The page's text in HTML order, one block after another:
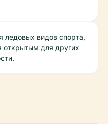
ледовых видов спорта,
открытым для других